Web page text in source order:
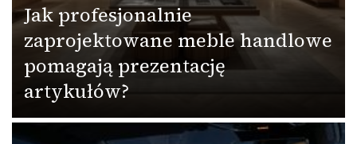
Jak profesjonalnie
zaprojektowane meble handlowe
pomagają prezentację
artykułów?